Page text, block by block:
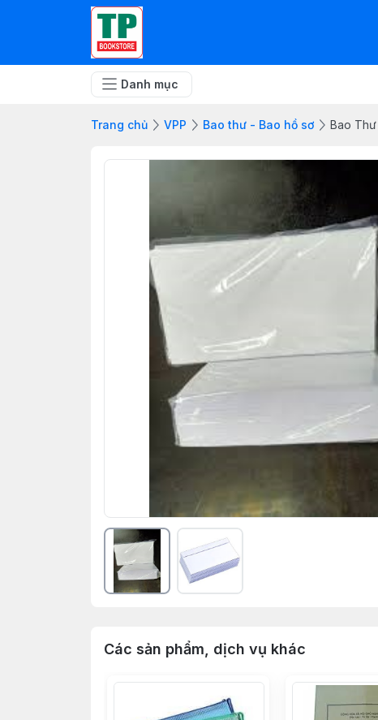
Danh mục
Trang chủ VPP Bao thư - Bao hồ sơ Bao Thư
Các sản phẩm, dịch vụ khác